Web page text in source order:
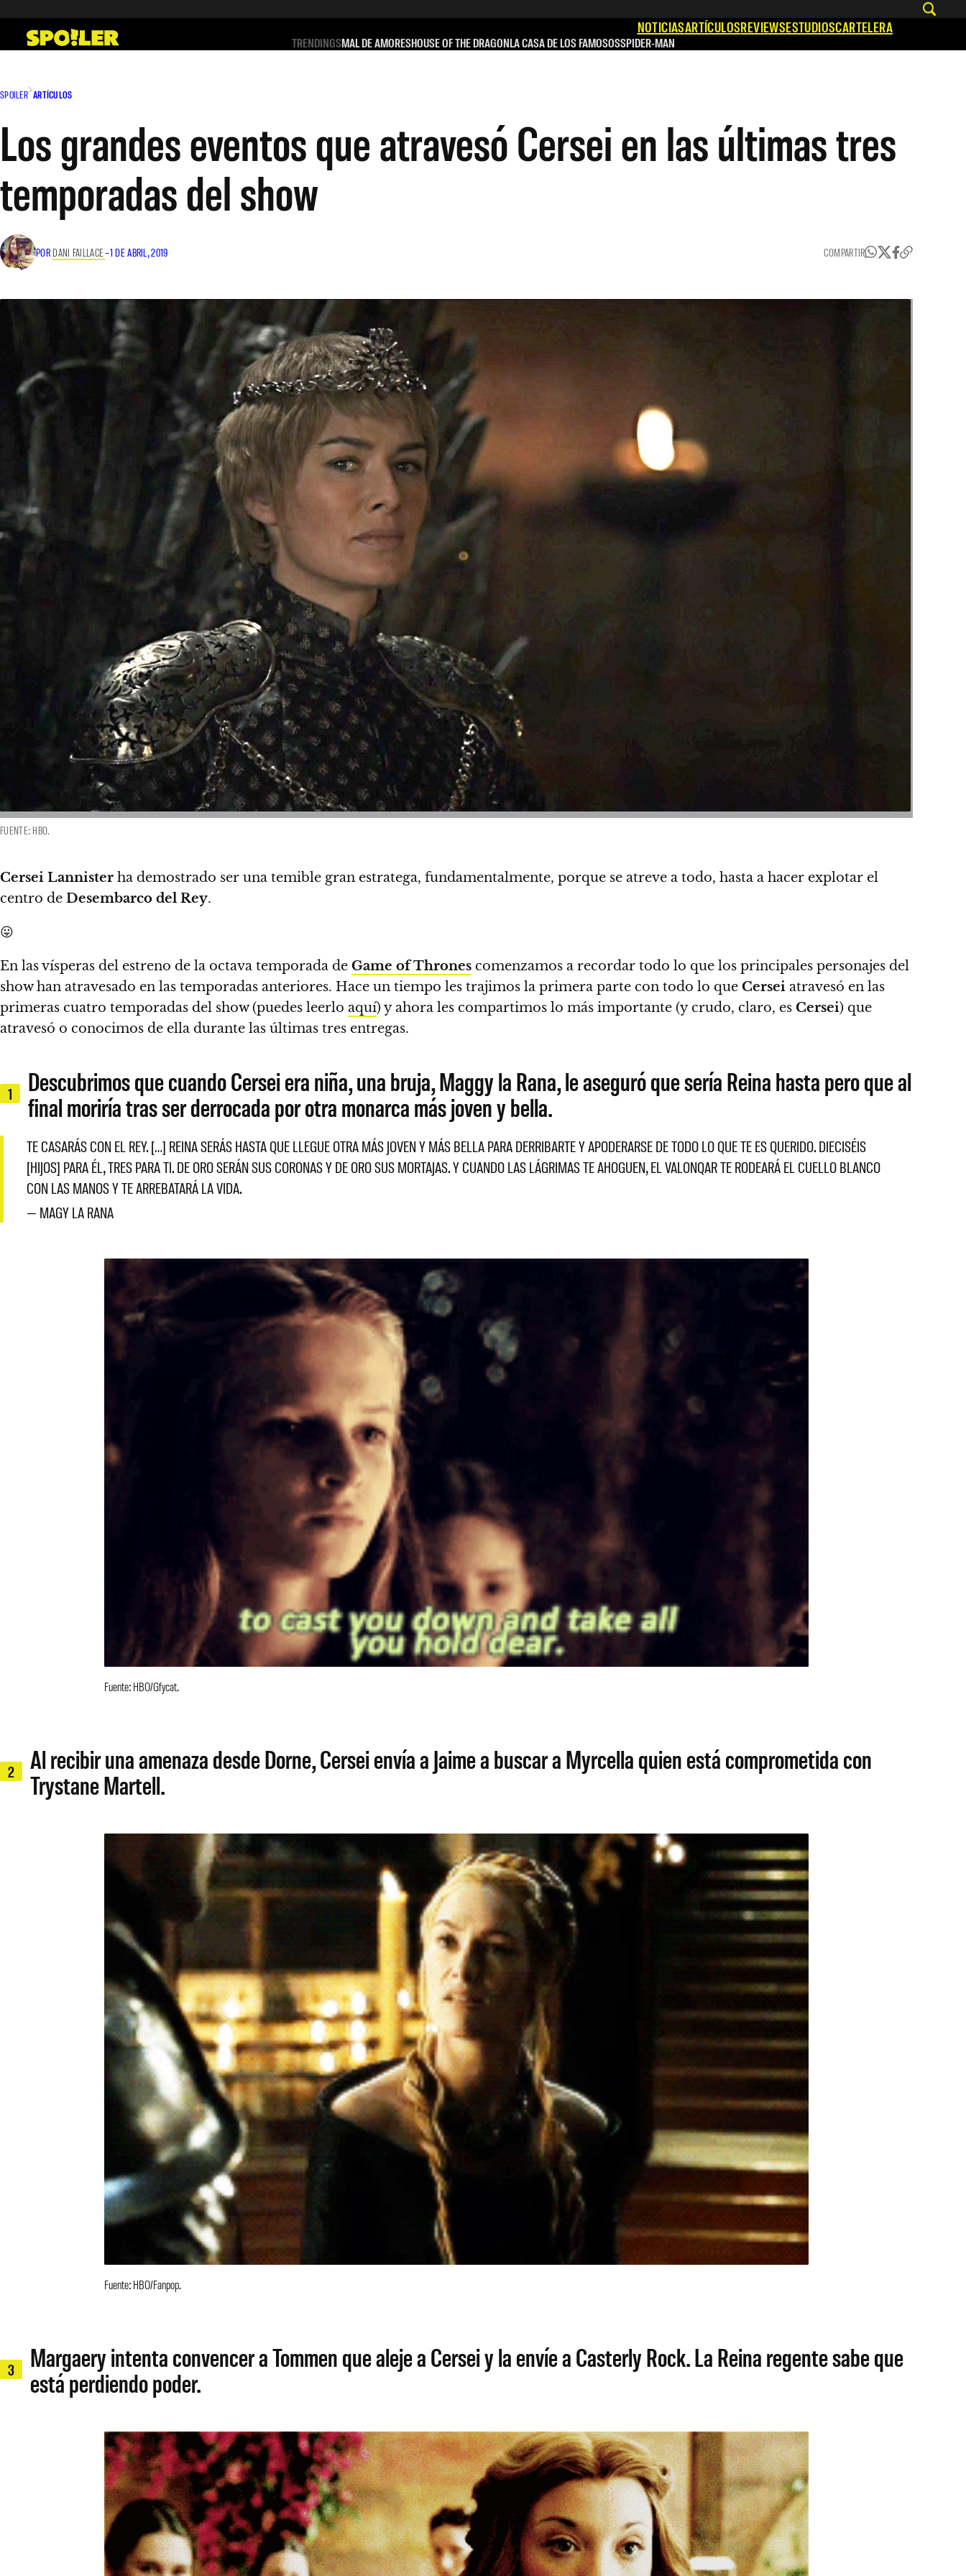
contenido
NOTICIASARTÍCULOSREVIEWSESTUDIOSCARTELERA
TRENDINGSMAL DE AMORESHOUSE OF THE DRAGONLA CASA DE LOS FAMOSOSSPIDER-MAN
SPOILER ARTÍCULOS
Los grandes eventos que atravesó Cersei en las últimas tres
temporadas del show
POR DANI FAILLACE–1 DE ABRIL, 2019 COMPARTIR
FUENTE: HBO.
Cersei Lannister ha demostrado ser una temible gran estratega, fundamentalmente, porque se atreve a todo, hasta a hacer explotar el
centro de Desembarco del Rey.
😛
En las vísperas del estreno de la octava temporada de Game of Thrones comenzamos a recordar todo lo que los principales personajes del
show han atravesado en las temporadas anteriores. Hace un tiempo les trajimos la primera parte con todo lo que Cersei atravesó en las
primeras cuatro temporadas del show (puedes leerlo aquí) y ahora les compartimos lo más importante (y crudo, claro, es Cersei) que
atravesó o conocimos de ella durante las últimas tres entregas.
1
Descubrimos que cuando Cersei era niña, una bruja, Maggy la Rana, le aseguró que sería Reina hasta pero que al
final moriría tras ser derrocada por otra monarca más joven y bella.
TE CASARÁS CON EL REY. […] REINA SERÁS HASTA QUE LLEGUE OTRA MÁS JOVEN Y MÁS BELLA PARA DERRIBARTE Y APODERARSE DE TODO LO QUE TE ES QUERIDO. DIECISÉIS
[HIJOS] PARA ÉL, TRES PARA TI. DE ORO SERÁN SUS CORONAS Y DE ORO SUS MORTAJAS. Y CUANDO LAS LÁGRIMAS TE AHOGUEN, EL VALONQAR TE RODEARÁ EL CUELLO BLANCO
CON LAS MANOS Y TE ARREBATARÁ LA VIDA.
— MAGY LA RANA
Fuente: HBO/Gfycat.
2
Al recibir una amenaza desde Dorne, Cersei envía a Jaime a buscar a Myrcella quien está comprometida con
Trystane Martell.
Fuente: HBO/Fanpop.
3
Margaery intenta convencer a Tommen que aleje a Cersei y la envíe a Casterly Rock. La Reina regente sabe que
está perdiendo poder.